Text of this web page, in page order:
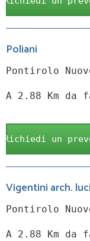
Poliani
Pontirolo
A 2.88 Km da
Richiedi un
Vigentini arch.
Pontirolo
A 2.88 Km da